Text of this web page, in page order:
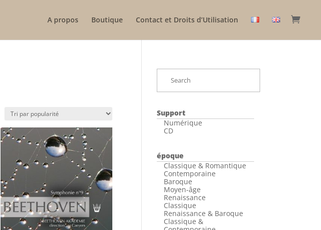
A propos Boutique Contact et Droits d’Utilisation
Support
Numérique
CD
époque
Classique & Romantique
Contemporaine
Baroque
Moyen-âge
Renaissance
Classique
Renaissance & Baroque
Classique &